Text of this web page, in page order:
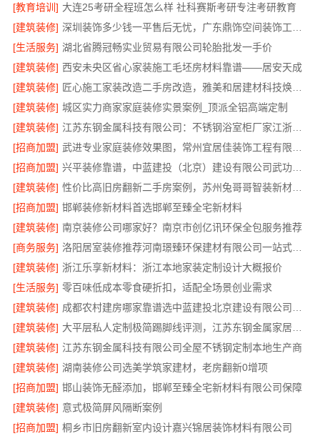
[教育培训] 大连25考研全程班怎么样 社科赛斯考研专注考研教育
[建筑装修]
[生活服务] 湖北省腾冠畅实业贸易有限公司轮胎批发一手价
[建筑装修] 西安未央区省心家装施工毛坯房材料靠谱——居安天成
[建筑装修]
匠心施工家装改造二手房改造，雅美和居建材科技焕新您的家
[建筑装修] 城区实力商家家庭装修实景案例_顶派全铝高端定制
[建筑装修]
江苏东钢金属科技有限公司：不锈钢浴室柜厂家江浙沪招商加盟
[招商加盟]
[招商加盟]
[建筑装修]
性价比高旧房翻新二手房案例，苏州兔哥哥智装新材料有限公司
[招商加盟] 邯郸装修新材料首选邯郸至臻全宅新材料
[建筑装修] 南京装修公司哪家好？南京市创亿讯环保全包服务推荐
[商务服务]
洛阳居室装修推荐河南璟臻环保建材有限公司一站式服务
[建筑装修] 浙江乐享新材料：浙江本地家装定制设计大概报价
[生活服务] 零百味低成本零食硬折扣，适配全场景创业需求
[建筑装修]
[建筑装修]
[建筑装修] 江苏东钢金属科技有限公司全屋不锈钢定制本地生产商
[建筑装修] 湖南装修公司选美学筑家建材，老房翻新0增项
[招商加盟] 邯山装饰无醛添加，邯郸至臻全宅新材料有限公司保障
[建筑装修] 意式极简屏风隔断案例
[招商加盟] 桐乡市旧房翻新室内设计嘉兴锦居装饰材料有限公司